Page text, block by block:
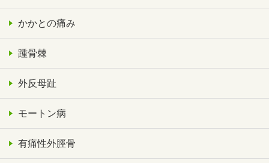
かかとの痛み
踵骨棘
外反母趾
モートン病
有痛性外脛骨